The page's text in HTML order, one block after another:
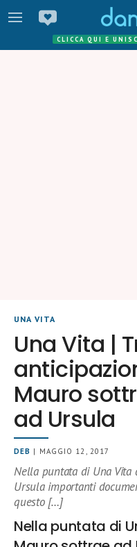
CLICCA QUI E
UNA VITA
Una Vita |
Mauro
ad Ursula
DEB | MAGGIO 12, 2017
Nella puntata di Una Vita
Ursula importanti
questo […]
Nella puntata di